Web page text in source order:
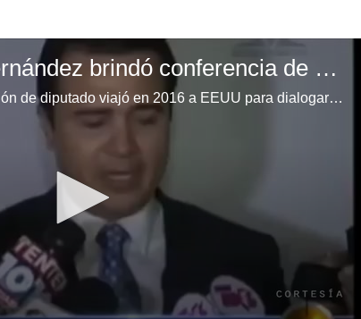
El día que Tony Hernández brindó conferencia de prensa
Tony Hernández en su condición de diputado viajó en 2016 a EEUU para dialogar con autoridades y así aclarar denuncias que lo vinculaban con actos ilícitos, entre ellos el narcotráfico.